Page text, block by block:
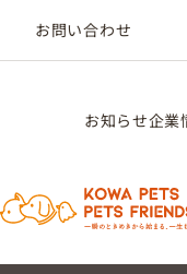
お問い合わせ
お知らせ企業